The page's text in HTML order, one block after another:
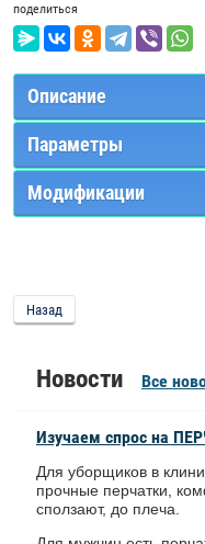
поделиться
Описание
Параметры
Модификации
Назад
Новости Все
Изучаем спрос на
Для уборщиков в
прочные перчатки,
сползают, до плеча.